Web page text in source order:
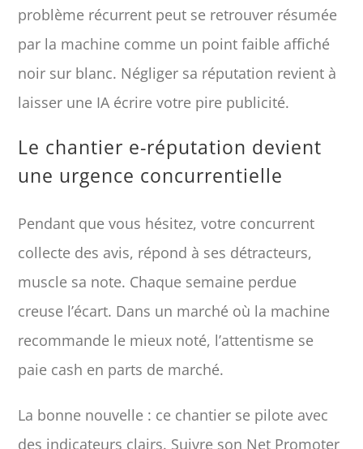
problème récurrent peut se retrouver résumée
par la machine comme un point faible affiché
noir sur blanc. Négliger sa réputation revient à
laisser une IA écrire votre pire publicité.
Le chantier e-réputation devient
une urgence concurrentielle
Pendant que vous hésitez, votre concurrent
collecte des avis, répond à ses détracteurs,
muscle sa note. Chaque semaine perdue
creuse l’écart. Dans un marché où la machine
recommande le mieux noté, l’attentisme se
paie cash en parts de marché.
La bonne nouvelle : ce chantier se pilote avec
des indicateurs clairs. Suivre son Net Promoter